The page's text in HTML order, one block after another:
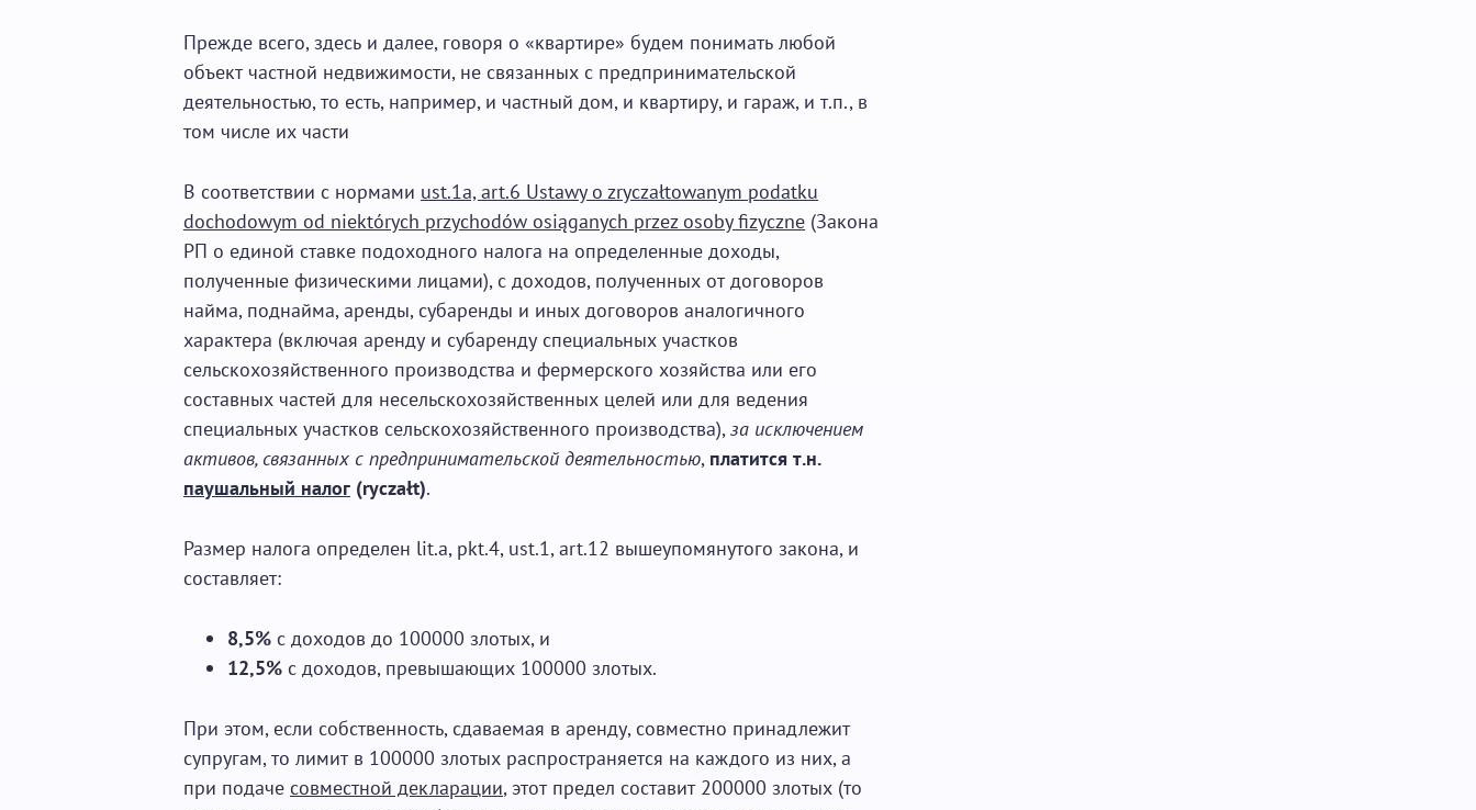
Прежде всего, здесь и далее, говоря о «квартире» будем понимать любой
объект частной недвижимости, не связанных с предпринимательской
деятельностью, то есть, например, и частный дом, и квартиру, и гараж, и т.п., в
том числе их части
В соответствии с нормами ust.1a, art.6 Ustawy o zryczałtowanym podatku
dochodowym od niektórych przychodów osiąganych przez osoby fizyczne (Закона
РП о единой ставке подоходного налога на определенные доходы,
полученные физическими лицами), с доходов, полученных от договоров
найма, поднайма, аренды, субаренды и иных договоров аналогичного
характера (включая аренду и субаренду специальных участков
сельскохозяйственного производства и фермерского хозяйства или его
составных частей для несельскохозяйственных целей или для ведения
специальных участков сельскохозяйственного производства),за исключением
активов, связанных с предпринимательской деятельностью, платится т.н.
паушальный налог (ryczałt).
Размер налога определен lit.a, pkt.4, ust.1, art.12 вышеупомянутого закона, и
составляет:
8,5% с доходов до 100000 злотых, и
12,5% с доходов, превышающих 100000 злотых.
При этом, если собственность, сдаваемая в аренду, совместно принадлежит
супругам, то лимит в 100000 злотых распространяется на каждого из них, а
при подаче совместной декларации, этот предел составит 200000 злотых (то